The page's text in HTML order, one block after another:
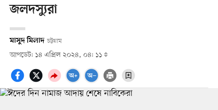
জলদস্যুরা
মাসুদ মিলাদ চট্টগ্রাম
আপডেট: ১৪ এপ্রিল ২০২৪, ০৪: ১১